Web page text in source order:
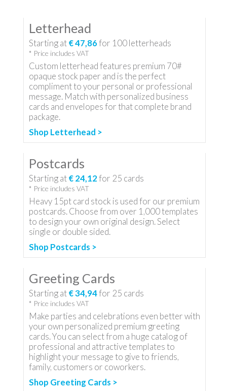
Letterhead
Starting at€ 47,86for 100letterheads
* Price includes VAT
Custom letterhead features premium 70#
opaque stock paper and is the perfect
compliment to your personal or professional
message. Match with personalized business
cards and envelopes for that complete brand
package.
Shop Letterhead >
Postcards
Starting at€ 24,12for 25 cards
* Price includes VAT
Heavy 15pt card stock is used for our premium
postcards. Choose from over 1,000 templates
to design your own original design. Select
single or double sided.
Shop Postcards >
Greeting Cards
Starting at€ 34,94for 25 cards
* Price includes VAT
Make parties and celebrations even better with
your own personalized premium greeting
cards. You can select from a huge catalog of
professional and attractive templates to
highlight your message to give to friends,
family, customers or coworkers.
Shop Greeting Cards >